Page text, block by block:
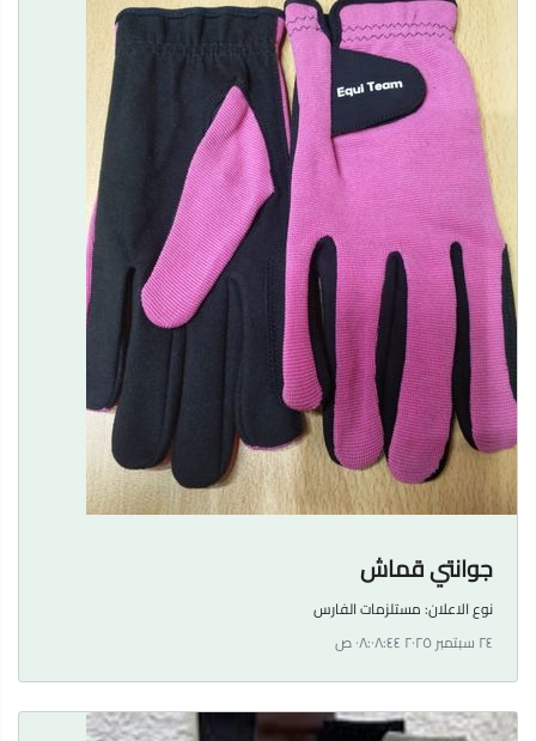
جوانتي قماش
نوع الاعلان:مستلزمات الفارس
٢٤ سبتمبر ٢٠٢٥ ٠٨:٠٨:٤٤ ص